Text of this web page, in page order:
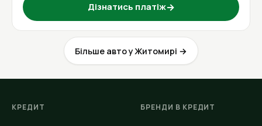
Дізнатись платіж→
Більше авто у Житомирі →
КРЕДИТ БРЕНДИ В КРЕДИТ